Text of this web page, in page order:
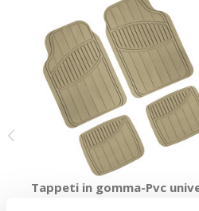
Tappeti in gomma-Pvc